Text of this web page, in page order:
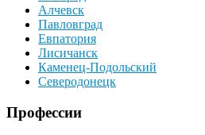
Алчевск
Павловград
Евпатория
Лисичанск
Каменец-Подольский
Северодонецк
Профессии